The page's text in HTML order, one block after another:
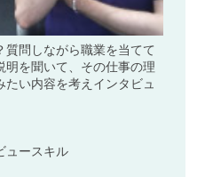
質問しながら職業を当てて
明を聞いて、その仕事の理
い内容を考えインタビュ
ュースキル